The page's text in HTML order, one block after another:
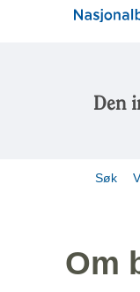
Den
Søk
Om